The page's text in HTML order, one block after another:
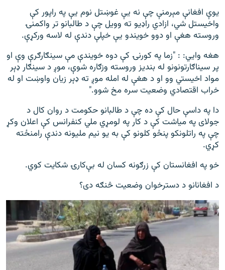
یوې افغانې مېرمنې چې نه یې غوښتل نوم یې په راپور کې
واخیستل شي، ازادي راډیو ته وویل چې د طالبانو تر واکمنۍ
وروسته هغې او دوو خویندو یې خپلې دندې له لاسه ورکړې.
هغه وايي: : "زما په کورنۍ کې دوه خویندې مې سینګارګرې وې او
پر سیناګارتونونو له بندیز وروسته وزګاره شوې، موږ د سینګار ډېر
مواد اخیستي وو او د هغې له امله موږ ته ډېر زیان واوښت او له
خراب اقتصادي وضعیت سره مخ شوو."
دا په داسې حال کې ده چې د طالبانو حکومت د روان کال د
جولای په میاشت کې د کار په لومړي ملي کنفرانس کې اعلان وکړ
چې په راتلونکو پنځو کلونو کې به یو نیم ملیونه دندې رامنځته
کړي.
خو په افغانستان کې زرګونه کسان له بې‌کارۍ شکایت کوي.
د افغانانو د دسترخوان وضعیت څنګه دی؟